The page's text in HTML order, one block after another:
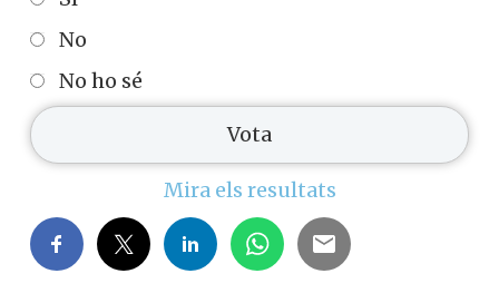
No
No ho sé
Mira els resultats